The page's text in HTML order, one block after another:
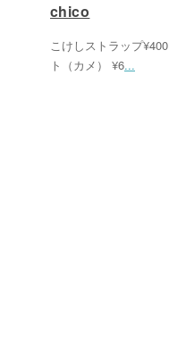
chico
こけしストラップ
ト（カメ） ¥6...